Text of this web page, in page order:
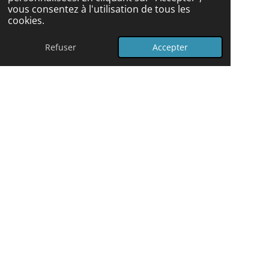
vous consentez à l'utilisation de tous les
cookies.
Refuser Accepter
Propulsé parWebador